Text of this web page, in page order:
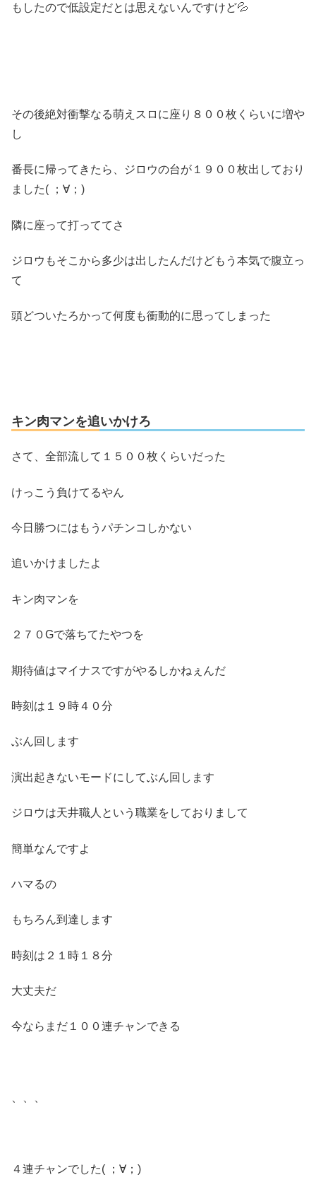
もしたので低設定だとは思えないんですけど💦
その後絶対衝撃なる萌えスロに座り８００枚くらいに増や
し
番長に帰ってきたら、ジロウの台が１９００枚出しており
ました( ；∀；)
隣に座って打っててさ
ジロウもそこから多少は出したんだけどもう本気で腹立っ
て
頭どついたろかって何度も衝動的に思ってしまった
キン肉マンを追いかけろ
さて、全部流して１５００枚くらいだった
けっこう負けてるやん
今日勝つにはもうパチンコしかない
追いかけましたよ
キン肉マンを
２７０Gで落ちてたやつを
期待値はマイナスですがやるしかねぇんだ
時刻は１９時４０分
ぶん回します
演出起きないモードにしてぶん回します
ジロウは天井職人という職業をしておりまして
簡単なんですよ
ハマるの
もちろん到達します
時刻は２１時１８分
大丈夫だ
今ならまだ１００連チャンできる
４連チャンでした( ；∀；)